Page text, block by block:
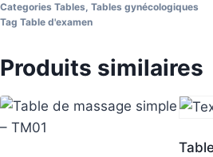
Categories Tables, Tables gynécologiques
Tag Table d'examen
Produits similaires